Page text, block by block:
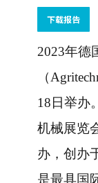
下载报告
2023年德
（
18日举办
机械展览
办，创办
是最具国